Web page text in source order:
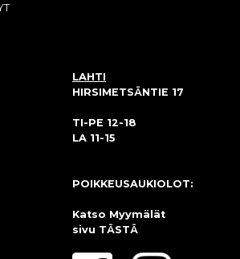
LAHTI
HIRSIMETSÄNTIE 17
TI-PE 12-18
LA 11-15
POIKKEUSAUKIOLOT:
Katso Myymälät
sivu TÄSTÄ